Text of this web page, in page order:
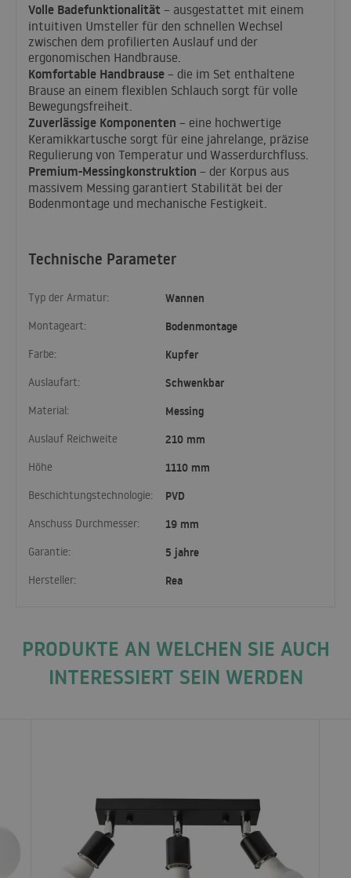
Technische Parameter
Typ der Armatur: Wannen
Montageart: Bodenmontage
Farbe: Kupfer
Auslaufart: Schwenkbar
Material: Messing
Auslauf Reichweite 210 mm
Höhe 1110 mm
Beschichtungstechnologie: PVD
Anschuss Durchmesser: 19 mm
Garantie: 5 jahre
Hersteller: Rea
Volle Badefunktionalität – ausgestattet mit einem
intuitiven Umsteller für den schnellen Wechsel
zwischen dem profilierten Auslauf und der
ergonomischen Handbrause.
Komfortable Handbrause – die im Set enthaltene
Brause an einem flexiblen Schlauch sorgt für volle
Bewegungsfreiheit.
Zuverlässige Komponenten – eine hochwertige
Keramikkartusche sorgt für eine jahrelange, präzise
Regulierung von Temperatur und Wasserdurchfluss.
Premium-Messingkonstruktion – der Korpus aus
massivem Messing garantiert Stabilität bei der
Bodenmontage und mechanische Festigkeit.
PRODUKTE AN WELCHEN SIE AUCH
INTERESSIERT SEIN WERDEN